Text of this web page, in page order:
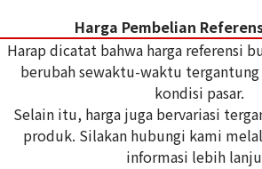
Harga Pembelian
Harap dicatat bahwa harga referensi
berubah sewaktu-waktu
kondisi pasar.
Selain itu, harga juga bervariasi
produk. Silakan hubungi kami
informasi lebih